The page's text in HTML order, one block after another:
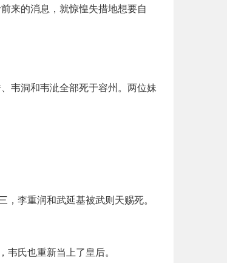
来的消息，就惊惶失措地想要自
韦洞和韦泚全部死于容州。两位妹
，李重润和武延基被武则天赐死。
韦氏也重新当上了皇后。